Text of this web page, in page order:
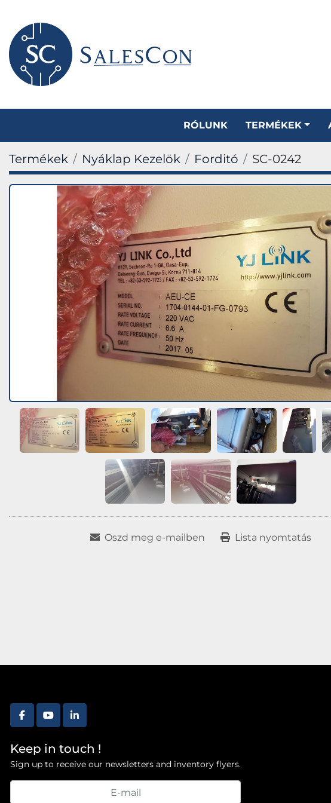
RÓLUNK TERMÉKEK
Termékek Nyáklap Kezelök Forditó SC-0242
Oszd meg e-mailben Lista nyomtatás
facebookyoutubelinkedin
Keep in touch !
Sign up to receive our newsletters and inventory flyers.